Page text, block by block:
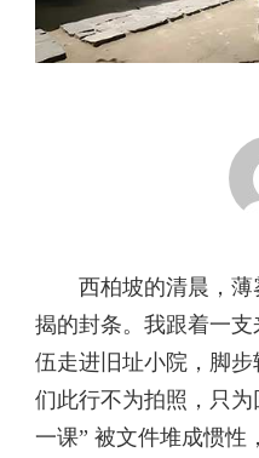
西柏坡的清晨，薄
揭的封条。我跟着一
伍走进旧址小院，脚
们此行不为拍照，只
一课” 被文件堆成惯性